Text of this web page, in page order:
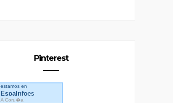
Pinterest
estamos en
EspaInfoes
A Coru�a